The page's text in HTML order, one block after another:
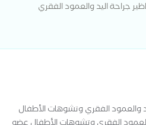
جراحة اليد والعمود الفقري
والمناظير
والعمود الفقري وتشوهات الأطفال